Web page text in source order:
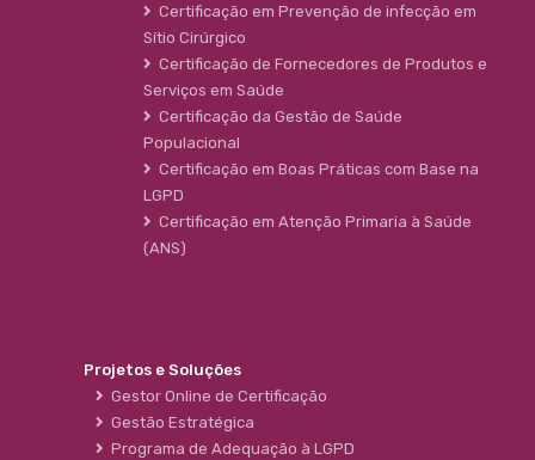
Certificação em Prevenção de infecção em
Sítio Cirúrgico
Certificação de Fornecedores de Produtos e
Serviços em Saúde
Certificação da Gestão de Saúde
Populacional
Certificação em Boas Práticas com Base na
LGPD
Certificação em Atenção Primaria à Saúde
(ANS)
Projetos e Soluções
Gestor Online de Certificação
Gestão Estratégica
Programa de Adequação à LGPD